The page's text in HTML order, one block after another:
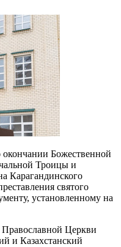
окончании Божественной
Троицы и
Карагандинского
святого
установленному на
Православной Церкви
и Казахстанский